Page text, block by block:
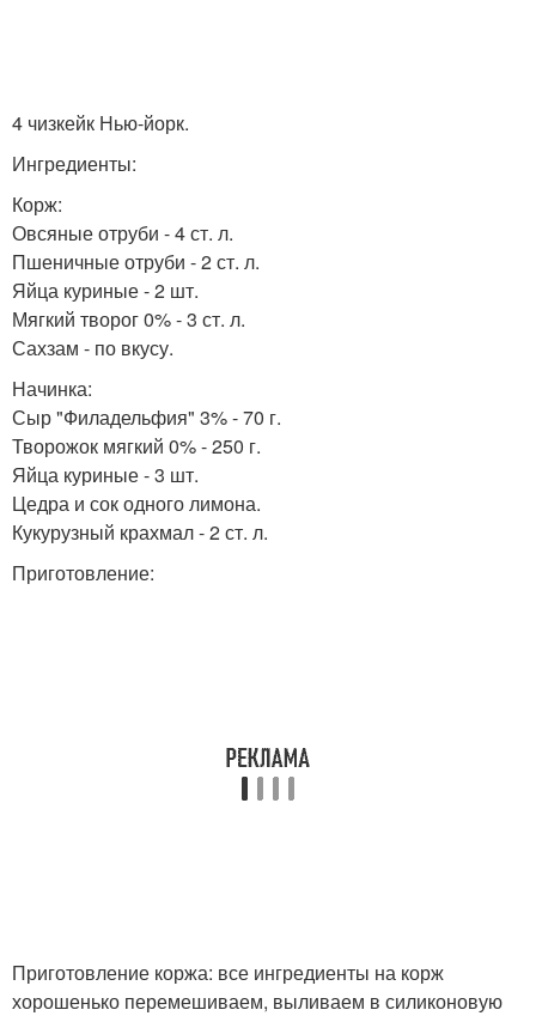
4 чизкейк Нью-йорк.
Ингредиенты:
Корж:
Овсяные отруби - 4 ст. л.
Пшеничные отруби - 2 ст. л.
Яйца куриные - 2 шт.
Мягкий творог 0% - 3 ст. л.
Сахзам - по вкусу.
Начинка:
Сыр "Филадельфия" 3% - 70 г.
Творожок мягкий 0% - 250 г.
Яйца куриные - 3 шт.
Цедра и сок одного лимона.
Кукурузный крахмал - 2 ст. л.
Приготовление:
Приготовление коржа: все ингредиенты на корж
хорошенько перемешиваем, выливаем в силиконовую